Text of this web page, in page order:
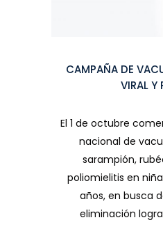
CAMPAÑA DE
VIRAL Y
El 1 de octubre
nacional de
sarampión,
poliomielitis en
años, en busca
eliminación